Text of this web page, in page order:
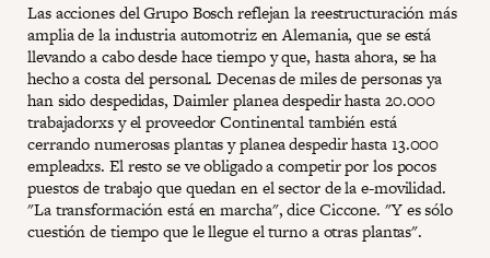
Las acciones del Grupo Bosch reflejan la reestructuración más
amplia de la industria automotriz en Alemania, que se está
llevando a cabo desde hace tiempo y que, hasta ahora, se ha
hecho a costa del personal. Decenas de miles de personas ya
han sido despedidas, Daimler planea despedir hasta 20.000
trabajadorxs y el proveedor Continental también está
cerrando numerosas plantas y planea despedir hasta 13.000
empleadxs. El resto se ve obligado a competir por los pocos
puestos de trabajo que quedan en el sector de la e-movilidad.
"La transformación está en marcha", dice Ciccone. "Y es sólo
cuestión de tiempo que le llegue el turno a otras plantas".